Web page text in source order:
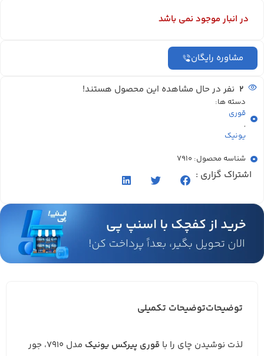
در انبار موجود نمی باشد
مشاوره رایگان
2 نفر در حال مشاهده این محصول هستند!
دسته ها:
قوری
,
یونیک
شناسه محصول: 7910
اشتراک گزاری :
توضیحاتتوضیحات تکمیلی
لذت نوشیدن چای را با قوری پیرکس یونیک
مدل 7910، جور